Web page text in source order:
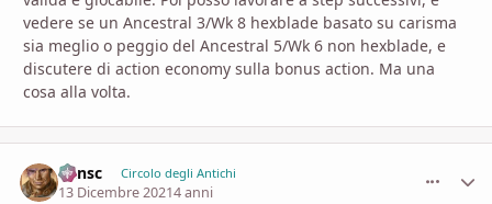
vedere se un Ancestral 3/Wk 8 hexblade basato su carisma
sia meglio o peggio del Ancestral 5/Wk 6 non hexblade, e
discutere di action economy sulla bonus action. Ma una
cosa alla volta.
Minsc Circolo degli Antichi
13 Dicembre 20214 anni